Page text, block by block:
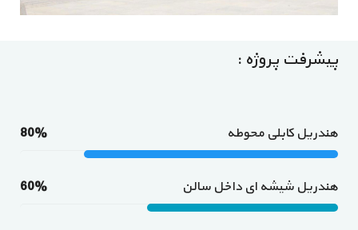
پیشرفت پروژه :
هندریل کابلی محوطه 80%
هندریل شیشه ای داخل سالن 60%